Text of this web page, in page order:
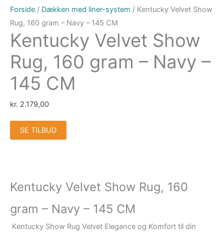
Forside / Dækken med liner-system / Kentucky Velvet Show
Rug, 160 gram – Navy – 145 CM
Kentucky Velvet Show
Rug, 160 gram – Navy –
145 CM
kr. 2.179,00
SE TILBUD
Kentucky Velvet Show Rug, 160
gram – Navy – 145 CM
Kentucky Show Rug Velvet Elegance og Komfort til din